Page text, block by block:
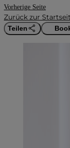
Vorherige Seite
Zurück zur
Teilen